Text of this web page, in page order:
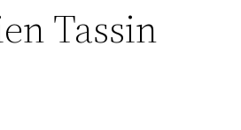
Tassin